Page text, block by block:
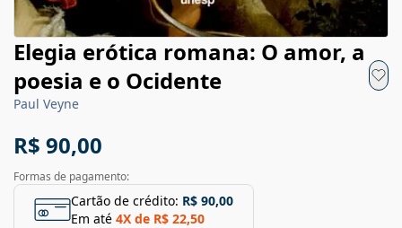
Elegia erótica romana: O amor, a
poesia e o Ocidente
Paul Veyne
R$ 90,00
Formas de pagamento:
Cartão de crédito: R$ 90,00
Em até 4X de R$ 22,50